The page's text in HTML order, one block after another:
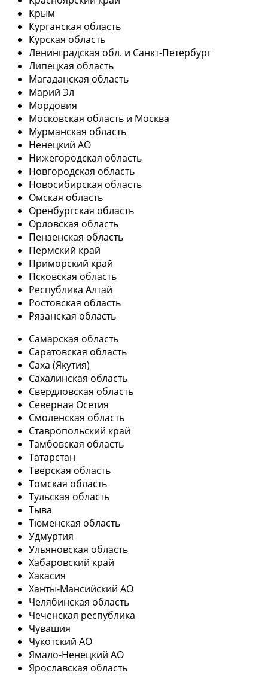
Крым
Курганская область
Курская область
Ленинградская обл. и Санкт-Петербург
Липецкая область
Магаданская область
Марий Эл
Мордовия
Московская область и Москва
Мурманская область
Ненецкий АО
Нижегородская область
Новгородская область
Новосибирская область
Омская область
Оренбургская область
Орловская область
Пензенская область
Пермский край
Приморский край
Псковская область
Республика Алтай
Ростовская область
Рязанская область
Самарская область
Саратовская область
Саха (Якутия)
Сахалинская область
Свердловская область
Северная Осетия
Смоленская область
Ставропольский край
Тамбовская область
Татарстан
Тверская область
Томская область
Тульская область
Тыва
Тюменская область
Удмуртия
Ульяновская область
Хабаровский край
Хакасия
Ханты-Мансийский АО
Челябинская область
Чеченская республика
Чувашия
Чукотский АО
Ямало-Ненецкий АО
Ярославская область